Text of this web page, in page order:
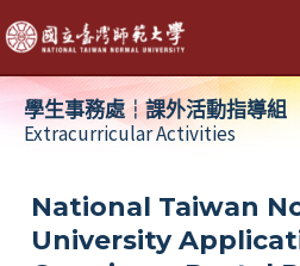
跳
至
主
學生事務處┆課外活動指導組
Extracurricular Activities
National Taiwan
University